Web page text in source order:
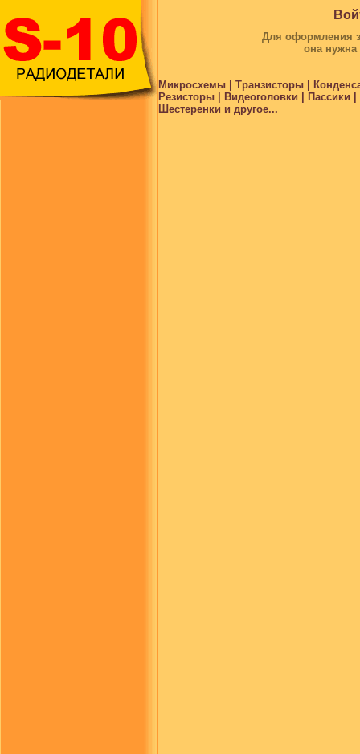
Для оформления
она
Микросхемы | Транзисторы |
Резисторы | Видеоголовки |
Шестеренки и другое...